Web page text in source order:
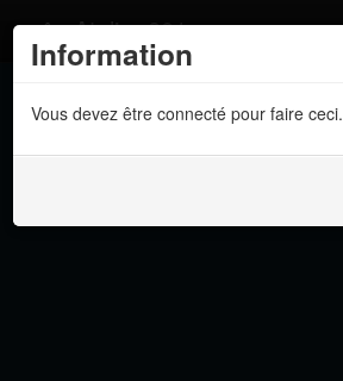
Information
Vous devez être connecté pour faire ceci.
Atelier 801
Dev Tracker
Langue